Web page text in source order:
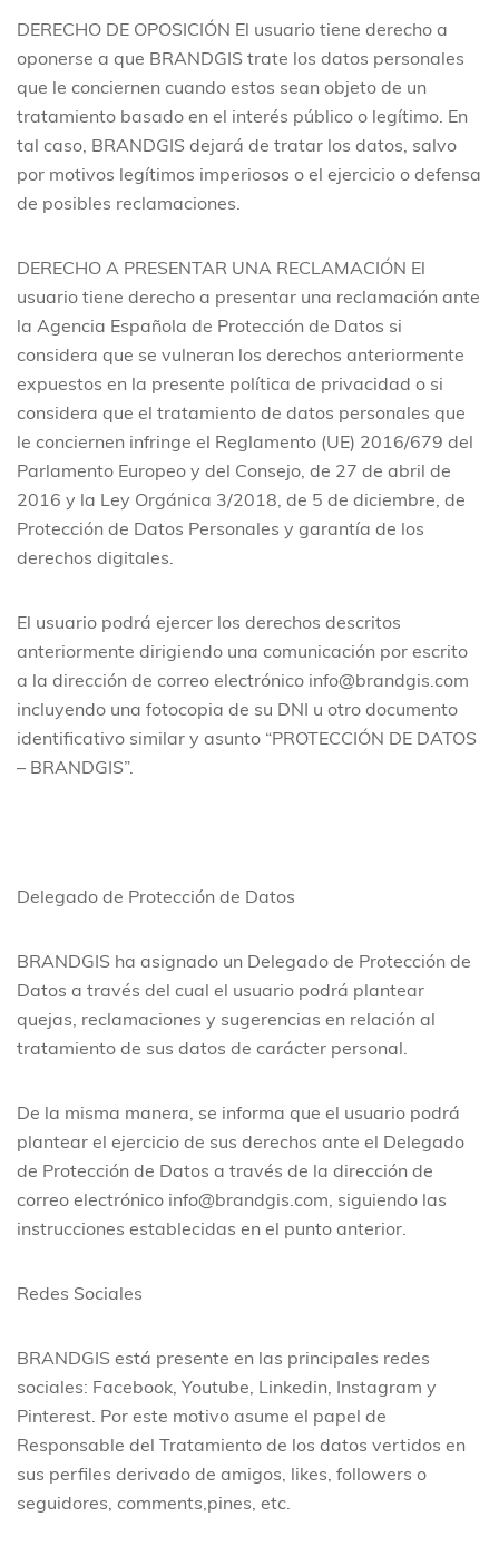
DERECHO DE OPOSICIÓN El usuario tiene derecho a
oponerse a que BRANDGIS trate los datos personales
que le conciernen cuando estos sean objeto de un
tratamiento basado en el interés público o legítimo. En
tal caso, BRANDGIS dejará de tratar los datos, salvo
por motivos legítimos imperiosos o el ejercicio o defensa
de posibles reclamaciones.
DERECHO A PRESENTAR UNA RECLAMACIÓN El
usuario tiene derecho a presentar una reclamación ante
la Agencia Española de Protección de Datos si
considera que se vulneran los derechos anteriormente
expuestos en la presente política de privacidad o si
considera que el tratamiento de datos personales que
le conciernen infringe el Reglamento (UE) 2016/679 del
Parlamento Europeo y del Consejo, de 27 de abril de
2016 y la Ley Orgánica 3/2018, de 5 de diciembre, de
Protección de Datos Personales y garantía de los
derechos digitales.
El usuario podrá ejercer los derechos descritos
anteriormente dirigiendo una comunicación por escrito
a la dirección de correo electrónico info@brandgis.com
incluyendo una fotocopia de su DNI u otro documento
identificativo similar y asunto “PROTECCIÓN DE DATOS
– BRANDGIS”.
Delegado de Protección de Datos
BRANDGIS ha asignado un Delegado de Protección de
Datos a través del cual el usuario podrá plantear
quejas, reclamaciones y sugerencias en relación al
tratamiento de sus datos de carácter personal.
De la misma manera, se informa que el usuario podrá
plantear el ejercicio de sus derechos ante el Delegado
de Protección de Datos a través de la dirección de
correo electrónico info@brandgis.com, siguiendo las
instrucciones establecidas en el punto anterior.
Redes Sociales
BRANDGIS está presente en las principales redes
sociales: Facebook, Youtube, Linkedin, Instagram y
Pinterest. Por este motivo asume el papel de
Responsable del Tratamiento de los datos vertidos en
sus perfiles derivado de amigos, likes, followers o
seguidores, comments,pines, etc.